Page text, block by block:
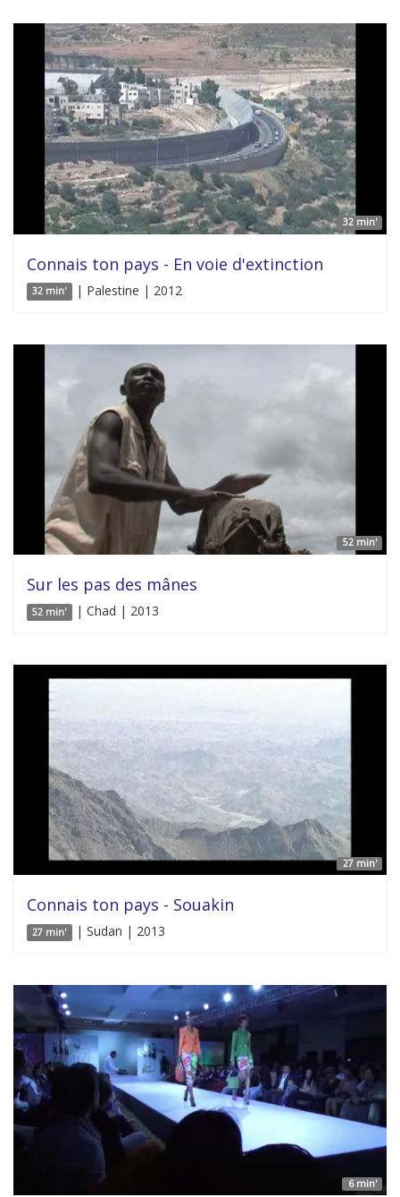
32 min'
Connais ton pays - En voie d'extinction
32 min' | Palestine | 2012
52 min'
Sur les pas des mânes
52 min' | Chad | 2013
27 min'
Connais ton pays - Souakin
27 min' | Sudan | 2013
6 min'